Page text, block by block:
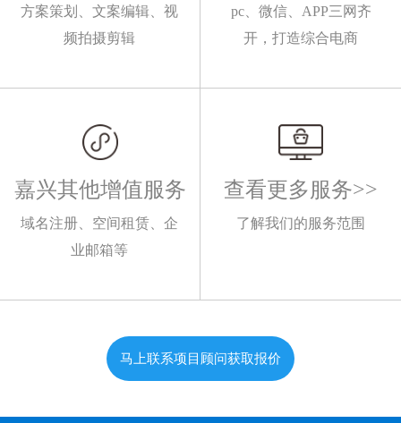
方案策划、文案编辑、视
频拍摄剪辑
pc、微信、APP三网齐
开，打造综合电商
嘉兴其他增值服务
域名注册、空间租赁、企
业邮箱等
查看更多服务>>
了解我们的服务范围
马上联系项目顾问获取报价